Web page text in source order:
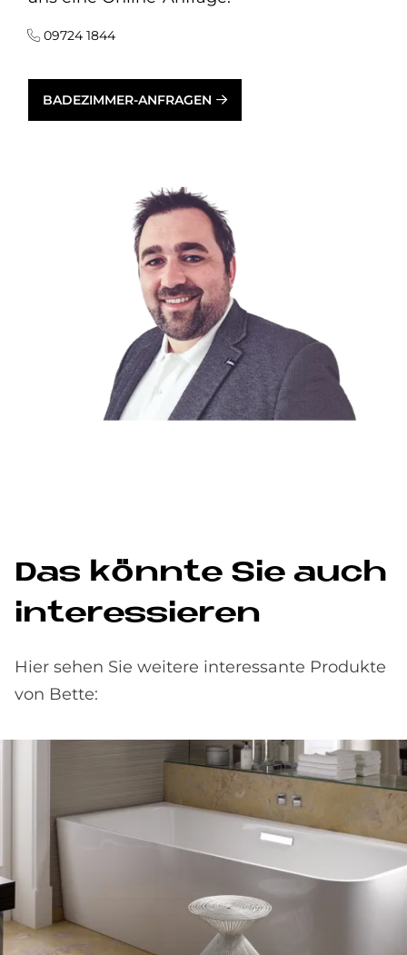
09724 1844
BADEZIMMER-ANFRAGEN
Das könn­te Sie auch
in­ter­es­sie­ren
Hier sehen Sie weitere interessante Produkte
von Bette: